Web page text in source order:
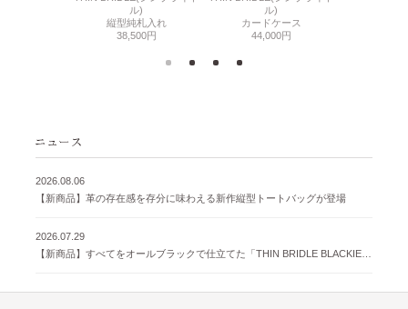
ル)
縦型純札入れ
38,500円
ル)
カードケース
44,000円
2026.08.06
【新商品】革の存在感を存分に味わえる新作縦型トートバッグが登場
2026.07.29